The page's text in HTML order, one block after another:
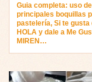
Guia completa: uso
principales boquillas
pastelería, Si te gusta
HOLA y dale a Me
MIREN…